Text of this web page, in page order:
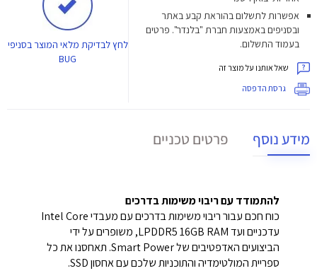
אפשרות לתשלום בהוראת קבע באתר
ובסניפים באמצעות חברת "בלנדר". פרטים
בעמוד התשלום.
שאל אותנו על מוצר זה
גרסת הדפסה
לחץלבדיקת מלאי המוצר בסניפי
BUG
מידע נוסף פרטים טכניים
להתמודד עם ריבוי משימות בדרכים
כוח חכם עבור ריבוי משימות בדרכים עם מעבדי Intel Core
עדכניים ועד LPDDR5 16GB RAM, משופרים על ידי
הביצועים האדפטיבים של Smart Power. תאחסנו את כל
ספריית המולטימדיה והתוכניות שלכם עם אחסון SSD.